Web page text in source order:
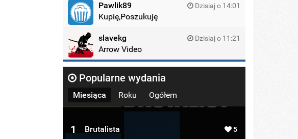
Pawlik89 Dzisiaj o 14:01
Kupię,Poszukuję
slavekg Dzisiaj o 11:21
Arrow Video
Popularne wydania
Miesiąca Roku Ogółem
1 Brutalista 5